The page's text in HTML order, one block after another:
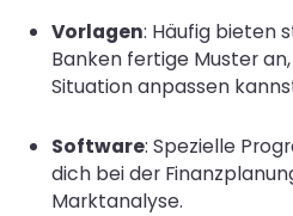
Vorlagen: Häufig bieten
Banken fertige Muster
Situation anpassen
Software: Spezielle
dich bei der
Marktanalyse.